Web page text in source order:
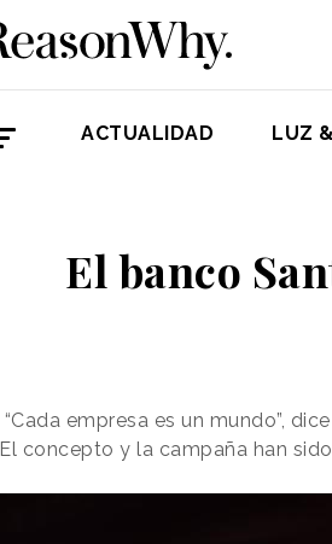
ACTUALIDAD LUZ
El banco
“Cada empresa es un mundo”,
El concepto y la campaña han